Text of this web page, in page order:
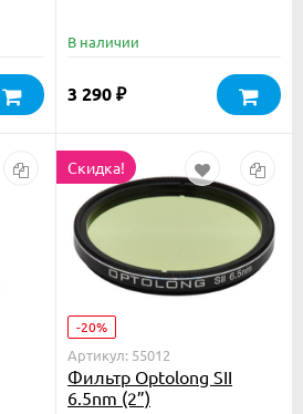
В наличии
3 290 ₽
Скидка!
-20%
Артикул: 55012
Фильтр Optolong SII
6.5nm (2”)